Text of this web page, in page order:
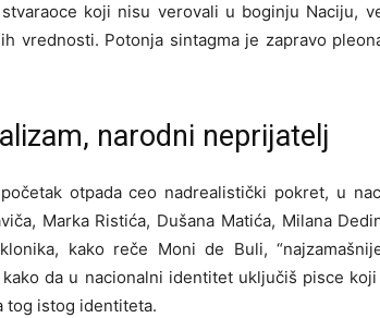
koji nisu verovali u boginju Naciju,
vrednosti. Potonja sintagma je zapravo
narodni neprijatelj
otpada ceo nadrealistički pokret, u
Marka Ristića, Dušana Matića, Milana
kako reče Moni de Buli,
kako da u nacionalni identitet uključiš pisce
tog istog identiteta.